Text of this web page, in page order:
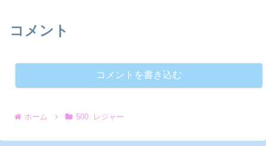
コメント
コメントを書き込む
ホーム 500. レジャー